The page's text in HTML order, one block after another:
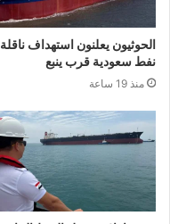
الحوثيون يعلنون استهداف ناقلة
نفط سعودية قرب ينبع
منذ 19 ساعة